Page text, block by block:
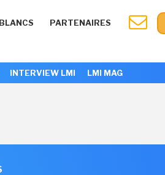
PARTENAIRES
INTERVIEW LMI LMI MAG